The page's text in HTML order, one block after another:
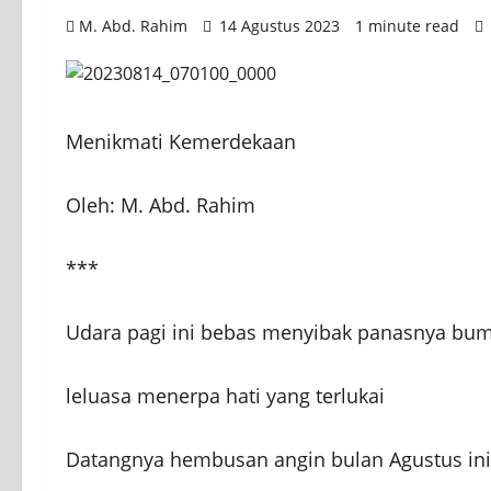
M. Abd. Rahim 14 Agustus 2023 1 minute read
Menikmati Kemerdekaan
Oleh: M. Abd. Rahim
***
Udara pagi ini bebas menyibak panasnya
leluasa menerpa hati yang terlukai
Datangnya hembusan angin bulan Agustus ini